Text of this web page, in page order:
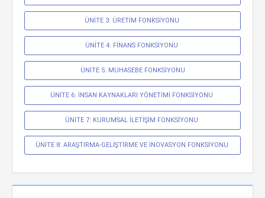
ÜNİTE 3: ÜRETİM FONKSİYONU
ÜNİTE 4: FİNANS FONKSİYONU
ÜNİTE 5: MUHASEBE FONKSİYONU
ÜNİTE 6: İNSAN KAYNAKLARI YÖNETİMİ FONKSİYONU
ÜNİTE 7: KURUMSAL İLETİŞİM FONKSİYONU
ÜNİTE 8: ARAŞTIRMA-GELİŞTİRME VE İNOVASYON FONKSİYONU